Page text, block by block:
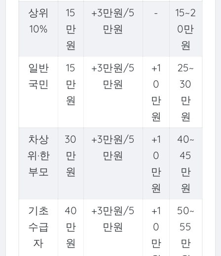
상위
10%
15
만
원
+3만원/5
만원
-
15~2
0만
원
일반
국민
15
만
원
+3만원/5
만원
+1
0
만
원
25~
30
만
원
차상
위·한
부모
30
만
원
+3만원/5
만원
+1
0
만
원
40~
45
만
원
기초
수급
자
40
만
원
+3만원/5
만원
+1
0
만
50~
55
만